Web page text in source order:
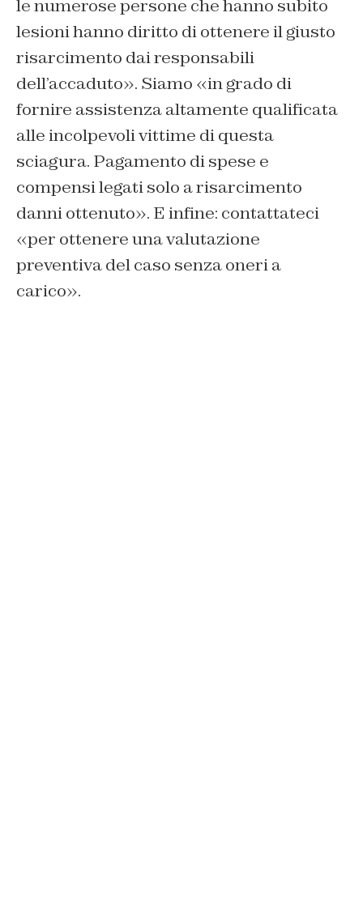
le numerose persone che hanno subito
lesioni hanno diritto di ottenere il giusto
risarcimento dai responsabili
dell’accaduto». Siamo «in grado di
fornire assistenza altamente qualificata
alle incolpevoli vittime di questa
sciagura. Pagamento di spese e
compensi legati solo a risarcimento
danni ottenuto». E infine: contattateci
«per ottenere una valutazione
preventiva del caso senza oneri a
carico».